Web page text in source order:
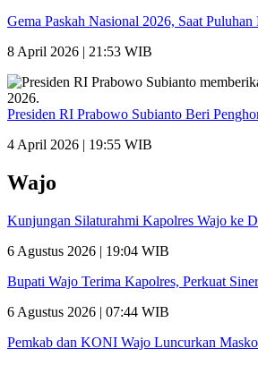
Gema Paskah Nasional 2026, Saat
8 April 2026 | 21:53 WIB
Presiden RI Prabowo Subianto Beri
4 April 2026 | 19:55 WIB
Wajo
Kunjungan Silaturahmi Kapolres Wajo ke
6 Agustus 2026 | 19:04 WIB
Bupati Wajo Terima Kapolres, Perkuat
6 Agustus 2026 | 07:44 WIB
Pemkab dan KONI Wajo Luncurkan